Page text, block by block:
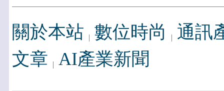
關於本站 數位時尚
通訊
文章 AI產業新聞